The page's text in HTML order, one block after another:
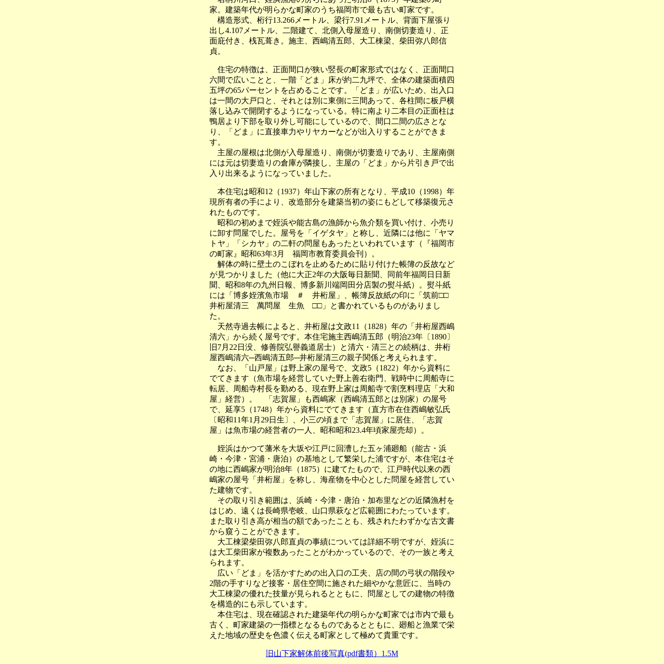
家。建築年代が明らかな町家のうち福岡市で最も古い町家です。
構造形式、桁行13.266メートル、梁行7.91メートル、背面下屋張り
出し4.107メートル、二階建て、北側入母屋造り、南側切妻造り、正
面庇付き、桟瓦葺き。施主、西嶋清五郎、大工棟梁、柴田弥八郎信
貞。
住宅の特徴は、正面間口が狭い竪長の町家形式ではなく、正面間口
六間で広いことと、一階「どま」床が約二九坪で、全体の建築面積四
五坪の65パーセントを占めることです。「どま」が広いため、出入口
は一間の大戸口と、それとは別に東側に三間あって、各柱間に板戸横
落し込みで開閉するようになっている。特に南より二本目の正面柱は
鴨居より下部を取り外し可能にしているので、間口二間の広さとな
り、「どま」に直接車力やリヤカーなどが出入りすることができま
す。
主屋の屋根は北側が入母屋造り、南側が切妻造りであり、主屋南側
には元は切妻造りの倉庫が隣接し、主屋の「どま」から片引き戸で出
入り出来るようになっていました。
本住宅は昭和12（1937）年山下家の所有となり、平成10（1998）年
現所有者の手により、改造部分を建築当初の姿にもどして移築復元さ
れたものです。
昭和の初めまで姪浜や能古島の漁師から魚介類を買い付け、小売り
に卸す問屋でした。屋号を「イゲタヤ」と称し、近隣には他に「ヤマ
トヤ」「シカヤ」の二軒の問屋もあったといわれています（『福岡市
の町家』昭和63年3月 福岡市教育委員会刊）。
解体の時に壁土のこぼれを止めるために貼り付けた帳簿の反故など
が見つかりました（他に大正2年の大阪毎日新聞、同前年福岡日日新
聞、昭和8年の九州日報、博多新川端岡田分店製の熨斗紙）。熨斗紙
には「博多姪濱魚市場 ＃ 井桁屋」、帳簿反故紙の印に「筑前□□
井桁屋清三 萬問屋 生魚 □□」と書かれているものがありまし
た。
天然寺過去帳によると、井桁屋は文政11（1828）年の「井桁屋西嶋
清六」から続く屋号です。本住宅施主西嶋清五郎（明治23年〔1890〕
旧7月22日没、修善院弘譽義道居士）と清六・清三との続柄は、井桁
屋西嶋清六─西嶋清五郎─井桁屋清三の親子関係と考えられます。
なお、「山戸屋」は野上家の屋号で、文政5（1822）年から資料に
でてきます（魚市場を経営していた野上善右衛門、戦時中に周船寺に
転居、周船寺村長を勤める、現在野上家は周船寺で割烹料理店「大和
屋」経営）。 「志賀屋」も西嶋家（西嶋清五郎とは別家）の屋号
で、延享5（1748）年から資料にでてきます（直方市在住西嶋敏弘氏
〔昭和11年1月29日生〕、小三の頃まで「志賀屋」に居住、「志賀
屋」は魚市場の経営者の一人、昭和昭和23.4年頃家屋売却）。
姪浜はかつて藩米を大坂や江戸に回漕した五ヶ浦廻船（能古・浜
崎・今津・宮浦・唐泊）の基地として繁栄した浦ですが、本住宅はそ
の地に西嶋家が明治8年（1875）に建てたもので、江戸時代以来の西
嶋家の屋号「井桁屋」を称し、海産物を中心とした問屋を経営してい
た建物です。
その取り引き範囲は、浜崎・今津・唐泊・加布里などの近隣漁村を
はじめ、遠くは長崎県壱岐、山口県萩など広範囲にわたっています。
また取り引き高が相当の額であったことも、残されたわずかな古文書
から窺うことができます。
大工棟梁柴田弥八郎直貞の事績については詳細不明ですが、姪浜に
は大工柴田家が複数あったことがわかっているので、その一族と考え
られます。
広い「どま」を活かすための出入口の工夫、店の間の弓状の階段や
2階の手すりなど接客・居住空間に施された細やかな意匠に、当時の
大工棟梁の優れた技量が見られるとともに、問屋としての建物の特徴
を構造的にも示しています。
本住宅は、現在確認された建築年代の明らかな町家では市内で最も
古く、町家建築の一指標となるものであるとともに、廻船と漁業で栄
えた地域の歴史を色濃く伝える町家として極めて貴重です。
旧山下家解体前後写真(pdf書類）1.5M